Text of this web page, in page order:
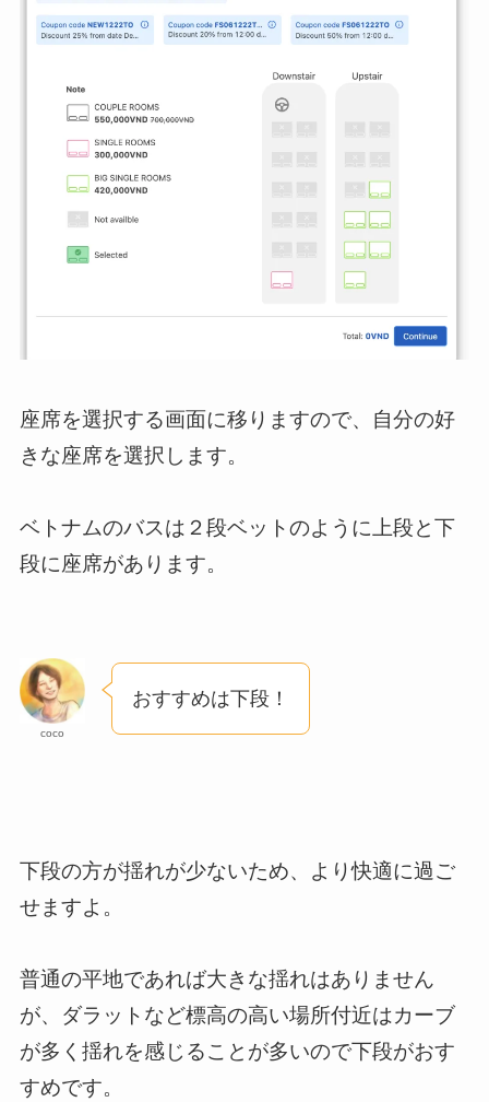
座席を選択する画面に移りますので、自分の好
きな座席を選択します。
ベトナムのバスは２段ベットのように上段と下
段に座席があります。
coco
おすすめは下段！
下段の方が揺れが少ないため、より快適に過ご
せますよ。
普通の平地であれば大きな揺れはありません
が、ダラットなど標高の高い場所付近はカーブ
が多く揺れを感じることが多いので下段がおす
すめです。